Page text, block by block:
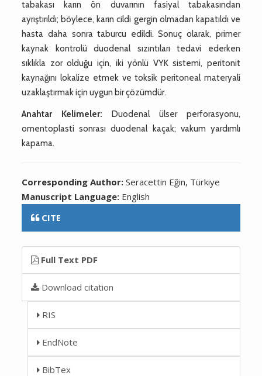
tabakası karın ön duvarının fasiyal tabakasından
ayrıştırıldı; böylece, karın cildi gergin olmadan kapatıldı ve
hasta daha sonra taburcu edildi. Sonuç olarak, primer
kaynak kontrolü duodenal sızıntıları tedavi ederken
sıklıkla zor olduğu için, iki yönlü VYK sistemi, peritonit
kaynağını lokalize etmek ve toksik peritoneal materyali
uzaklaştırmak için uygun bir çözümdür.
Anahtar Kelimeler: Duodenal ülser perforasyonu,
omentoplasti sonrası duodenal kaçak; vakum yardımlı
kapama.
Corresponding Author:Seracettin Eğin, Türkiye
Manuscript Language: English
CITE
Full Text PDF
Download citation
RIS
EndNote
BibTex